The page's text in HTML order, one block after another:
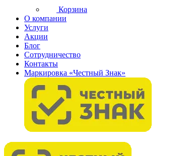
Корзина
О компании
Услуги
Акции
Блог
Сотрудничество
Контакты
Маркировка «Честный Знак»